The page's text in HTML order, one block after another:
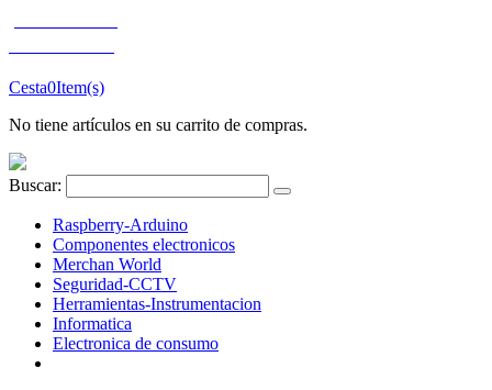
Cesta0Item(s)
No tiene artículos en su carrito de compras.
Buscar:
Raspberry-Arduino
Componentes electronicos
Merchan World
Seguridad-CCTV
Herramientas-Instrumentacion
Informatica
Electronica de consumo